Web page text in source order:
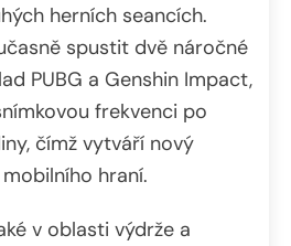
herních seancích.
spustit dvě náročné
PUBG a Genshin Impact,
frekvenci po
čímž vytváří nový
hraní.
v oblasti výdrže a